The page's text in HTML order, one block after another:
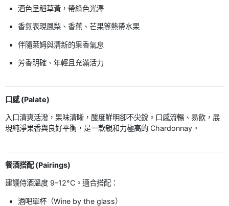
酒色呈稻草黃，帶綠色光澤
香氣表現鳳梨、香蕉、芒果等熱帶水果
伴隨萊姆與清新的果香氣息
芳香明確、年輕且充滿活力
口感 (Palate)
入口清爽活潑，果味清晰，酸度鮮明卻不尖銳。口感流暢、易飲，展
現純淨果香與良好平衡，是一款親和力極高的 Chardonnay。
餐酒搭配 (Pairings)
建議侍酒溫度 9–12°C。適合搭配：
酒吧單杯（Wine by the glass）